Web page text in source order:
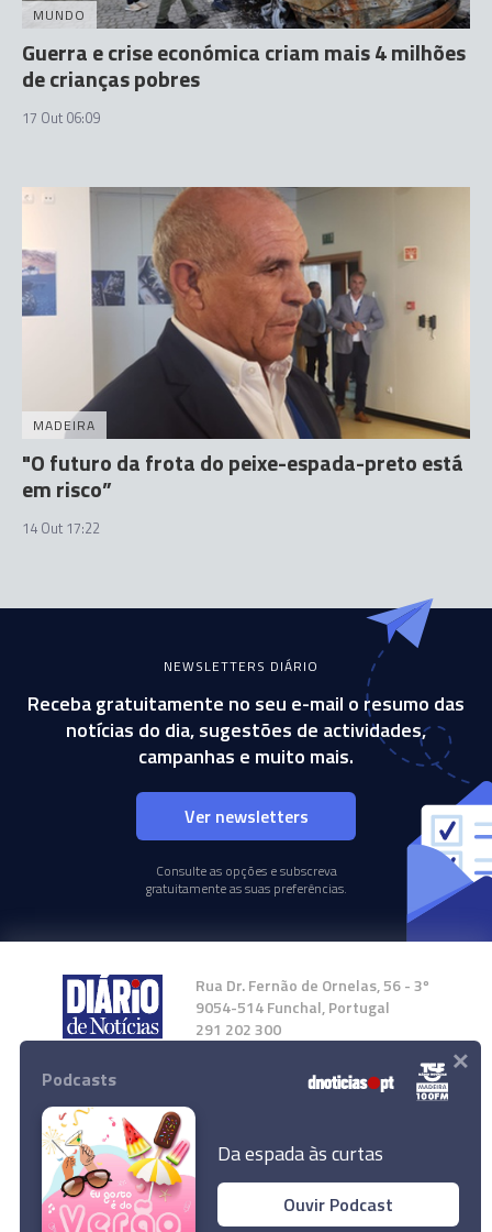
MUNDO
Guerra e crise económica criam mais 4 milhões
de crianças pobres
17 Out 06:09
MADEIRA
"O futuro da frota do peixe-espada-preto está
em risco”
14 Out 17:22
NEWSLETTERS DIÁRIO
Receba gratuitamente no seu e-mail o resumo das
notícias do dia, sugestões de actividades,
campanhas e muito mais.
Ver newsletters
Consulte as opções e subscreva
gratuitamente as suas preferências.
Rua Dr. Fernão de Ornelas, 56 - 3º
9054-514 Funchal, Portugal
291 202 300
Instale a nossa App
© 2024 Empresa Diário de Notícias, Lda.
Podcasts
Da espada às curtas
Ouvir Podcast
×